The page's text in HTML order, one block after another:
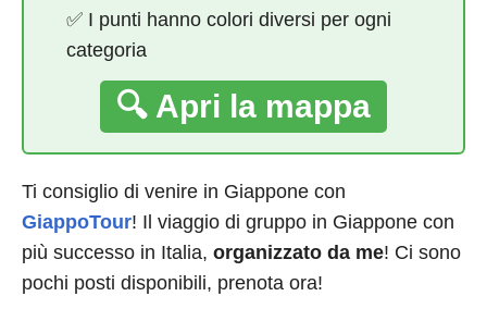
✅ I punti hanno colori diversi per ogni
categoria
🔍 Apri la mappa
Ti consiglio di venire in Giappone con
GiappoTour! Il viaggio di gruppo in Giappone con
più successo in Italia, organizzato da me! Ci sono
pochi posti disponibili, prenota ora!